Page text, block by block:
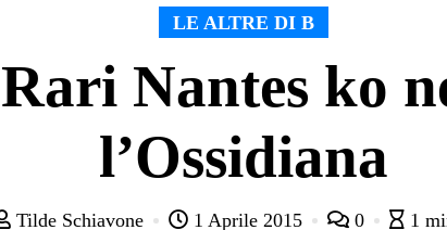
LE ALTRE DI B
Nantes ko
l’Ossidiana
Tilde Schiavone 1 Aprile 2015 0 1